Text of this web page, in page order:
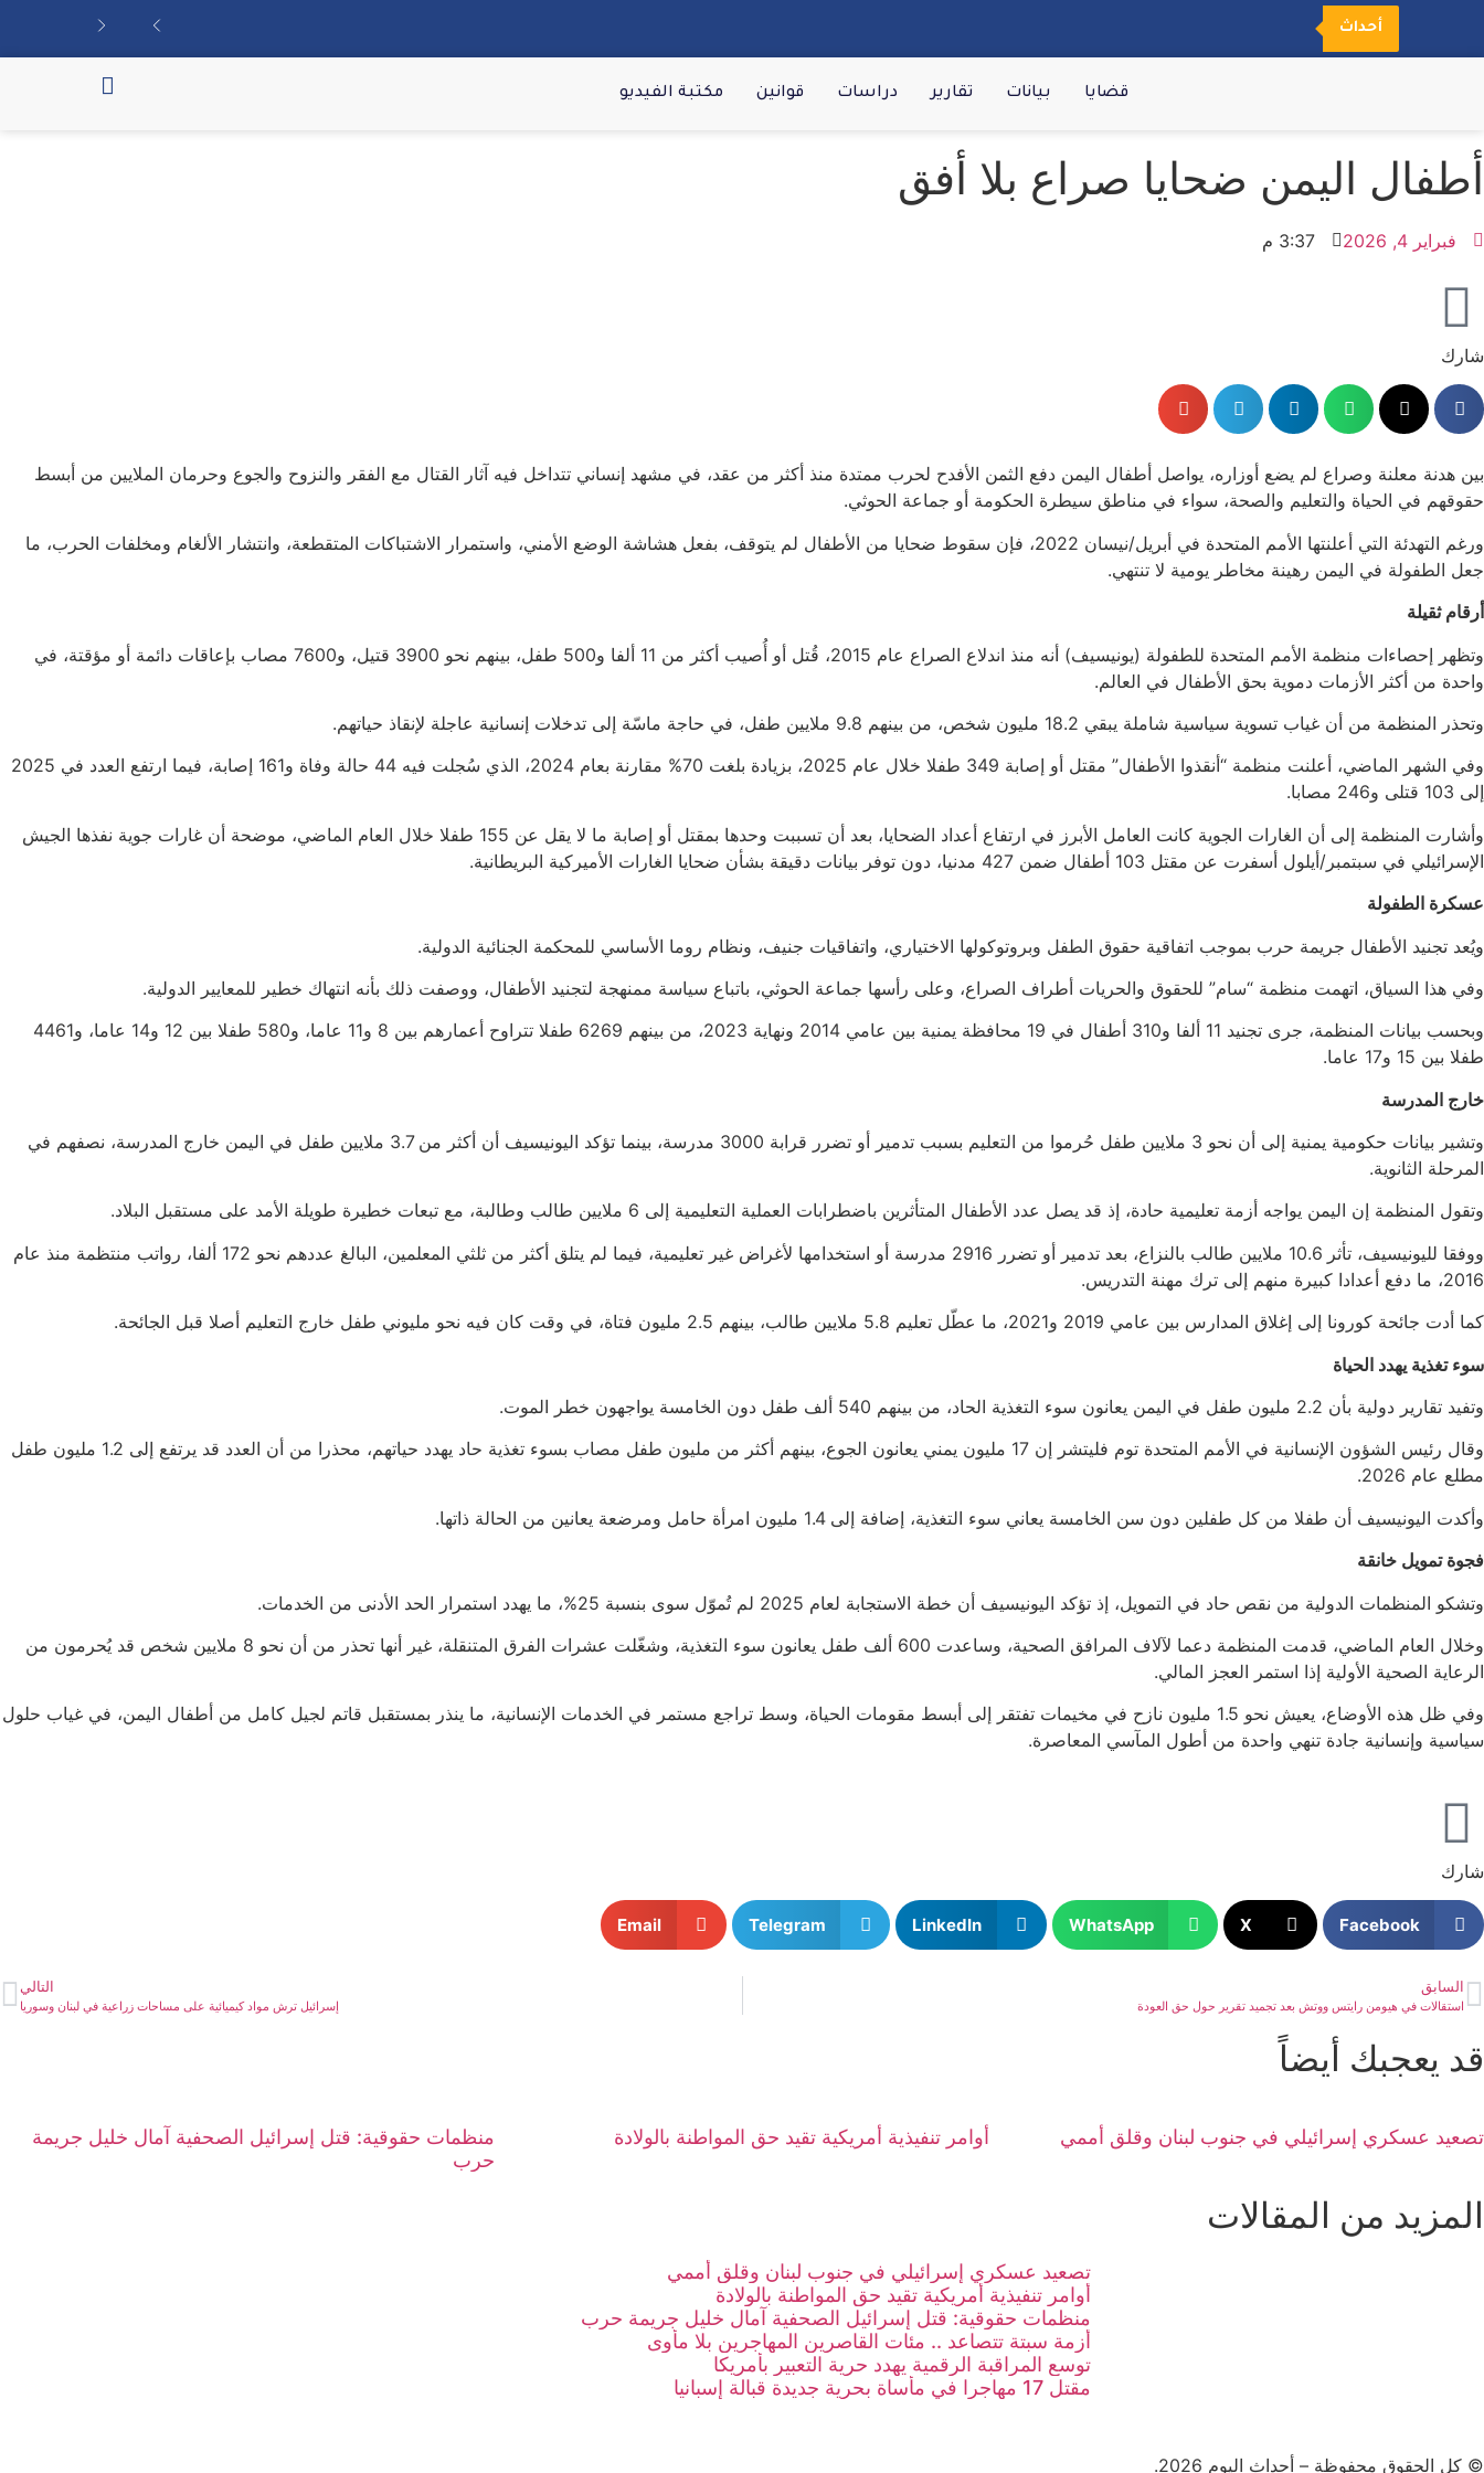
أحداث
قضايا بيانات تقارير دراسات قوانين مكتبة الفيديو
أطفال اليمن ضحايا صراع بلا أفق
فبراير 4, 2026 3:37 م
شارك
بين هدنة معلنة وصراع لم يضع أوزاره، يواصل أطفال اليمن دفع الثمن الأفدح لحرب ممتدة منذ أكثر من عقد، في مشهد إنساني تتداخل فيه آثار القتال مع الفقر والنزوح والجوع وحرمان الملايين من أبسط
حقوقهم في الحياة والتعليم والصحة، سواء في مناطق سيطرة الحكومة أو جماعة الحوثي.
ورغم التهدئة التي أعلنتها الأمم المتحدة في أبريل/نيسان 2022، فإن سقوط ضحايا من الأطفال لم يتوقف، بفعل هشاشة الوضع الأمني، واستمرار الاشتباكات المتقطعة، وانتشار الألغام ومخلفات الحرب، ما
جعل الطفولة في اليمن رهينة مخاطر يومية لا تنتهي.
أرقام ثقيلة
وتظهر إحصاءات منظمة الأمم المتحدة للطفولة (يونيسيف) أنه منذ اندلاع الصراع عام 2015، قُتل أو أُصيب أكثر من 11 ألفا و500 طفل، بينهم نحو 3900 قتيل، و7600 مصاب بإعاقات دائمة أو مؤقتة، في
واحدة من أكثر الأزمات دموية بحق الأطفال في العالم.
وتحذر المنظمة من أن غياب تسوية سياسية شاملة يبقي 18.2 مليون شخص، من بينهم 9.8 ملايين طفل، في حاجة ماسّة إلى تدخلات إنسانية عاجلة لإنقاذ حياتهم.
وفي الشهر الماضي، أعلنت منظمة “أنقذوا الأطفال” مقتل أو إصابة 349 طفلا خلال عام 2025، بزيادة بلغت 70% مقارنة بعام 2024، الذي سُجلت فيه 44 حالة وفاة و161 إصابة، فيما ارتفع العدد في 2025
إلى 103 قتلى و246 مصابا.
وأشارت المنظمة إلى أن الغارات الجوية كانت العامل الأبرز في ارتفاع أعداد الضحايا، بعد أن تسببت وحدها بمقتل أو إصابة ما لا يقل عن 155 طفلا خلال العام الماضي، موضحة أن غارات جوية نفذها الجيش
الإسرائيلي في سبتمبر/أيلول أسفرت عن مقتل 103 أطفال ضمن 427 مدنيا، دون توفر بيانات دقيقة بشأن ضحايا الغارات الأميركية البريطانية.
عسكرة الطفولة
ويُعد تجنيد الأطفال جريمة حرب بموجب اتفاقية حقوق الطفل وبروتوكولها الاختياري، واتفاقيات جنيف، ونظام روما الأساسي للمحكمة الجنائية الدولية.
وفي هذا السياق، اتهمت منظمة “سام” للحقوق والحريات أطراف الصراع، وعلى رأسها جماعة الحوثي، باتباع سياسة ممنهجة لتجنيد الأطفال، ووصفت ذلك بأنه انتهاك خطير للمعايير الدولية.
وبحسب بيانات المنظمة، جرى تجنيد 11 ألفا و310 أطفال في 19 محافظة يمنية بين عامي 2014 ونهاية 2023، من بينهم 6269 طفلا تتراوح أعمارهم بين 8 و11 عاما، و580 طفلا بين 12 و14 عاما، و4461
طفلا بين 15 و17 عاما.
خارج المدرسة
وتشير بيانات حكومية يمنية إلى أن نحو 3 ملايين طفل حُرموا من التعليم بسبب تدمير أو تضرر قرابة 3000 مدرسة، بينما تؤكد اليونيسيف أن أكثر من 3.7 ملايين طفل في اليمن خارج المدرسة، نصفهم في
المرحلة الثانوية.
وتقول المنظمة إن اليمن يواجه أزمة تعليمية حادة، إذ قد يصل عدد الأطفال المتأثرين باضطرابات العملية التعليمية إلى 6 ملايين طالب وطالبة، مع تبعات خطيرة طويلة الأمد على مستقبل البلاد.
ووفقا لليونيسيف، تأثر 10.6 ملايين طالب بالنزاع، بعد تدمير أو تضرر 2916 مدرسة أو استخدامها لأغراض غير تعليمية، فيما لم يتلق أكثر من ثلثي المعلمين، البالغ عددهم نحو 172 ألفا، رواتب منتظمة منذ عام
2016، ما دفع أعدادا كبيرة منهم إلى ترك مهنة التدريس.
كما أدت جائحة كورونا إلى إغلاق المدارس بين عامي 2019 و2021، ما عطّل تعليم 5.8 ملايين طالب، بينهم 2.5 مليون فتاة، في وقت كان فيه نحو مليوني طفل خارج التعليم أصلا قبل الجائحة.
سوء تغذية يهدد الحياة
وتفيد تقارير دولية بأن 2.2 مليون طفل في اليمن يعانون سوء التغذية الحاد، من بينهم 540 ألف طفل دون الخامسة يواجهون خطر الموت.
وقال رئيس الشؤون الإنسانية في الأمم المتحدة توم فليتشر إن 17 مليون يمني يعانون الجوع، بينهم أكثر من مليون طفل مصاب بسوء تغذية حاد يهدد حياتهم، محذرا من أن العدد قد يرتفع إلى 1.2 مليون طفل
مطلع عام 2026.
وأكدت اليونيسيف أن طفلا من كل طفلين دون سن الخامسة يعاني سوء التغذية، إضافة إلى 1.4 مليون امرأة حامل ومرضعة يعانين من الحالة ذاتها.
فجوة تمويل خانقة
وتشكو المنظمات الدولية من نقص حاد في التمويل، إذ تؤكد اليونيسيف أن خطة الاستجابة لعام 2025 لم تُموّل سوى بنسبة 25%، ما يهدد استمرار الحد الأدنى من الخدمات.
وخلال العام الماضي، قدمت المنظمة دعما لآلاف المرافق الصحية، وساعدت 600 ألف طفل يعانون سوء التغذية، وشغّلت عشرات الفرق المتنقلة، غير أنها تحذر من أن نحو 8 ملايين شخص قد يُحرمون من
الرعاية الصحية الأولية إذا استمر العجز المالي.
وفي ظل هذه الأوضاع، يعيش نحو 1.5 مليون نازح في مخيمات تفتقر إلى أبسط مقومات الحياة، وسط تراجع مستمر في الخدمات الإنسانية، ما ينذر بمستقبل قاتم لجيل كامل من أطفال اليمن، في غياب حلول
سياسية وإنسانية جادة تنهي واحدة من أطول المآسي المعاصرة.
شارك
Facebook
X
WhatsApp
LinkedIn
Telegram
Email
السابق
استقالات في هيومن رايتس ووتش بعد تجميد تقرير حول حق العودة
التالي
إسرائيل ترش مواد كيميائية على مساحات زراعية في لبنان وسوريا
قد يعجبك أيضاً
تصعيد عسكري إسرائيلي في جنوب لبنان وقلق أممي أوامر تنفيذية أمريكية تقيد حق المواطنة بالولادة
منظمات حقوقية: قتل إسرائيل الصحفية آمال خليل جريمة
حرب
المزيد من المقالات
تصعيد عسكري إسرائيلي في جنوب لبنان وقلق أممي
أوامر تنفيذية أمريكية تقيد حق المواطنة بالولادة
منظمات حقوقية: قتل إسرائيل الصحفية آمال خليل جريمة حرب
أزمة سبتة تتصاعد .. مئات القاصرين المهاجرين بلا مأوى
توسع المراقبة الرقمية يهدد حرية التعبير بأمريكا
مقتل 17 مهاجرا في مأساة بحرية جديدة قبالة إسبانيا
© كل الحقوق محفوظة – أحداث اليوم 2026.